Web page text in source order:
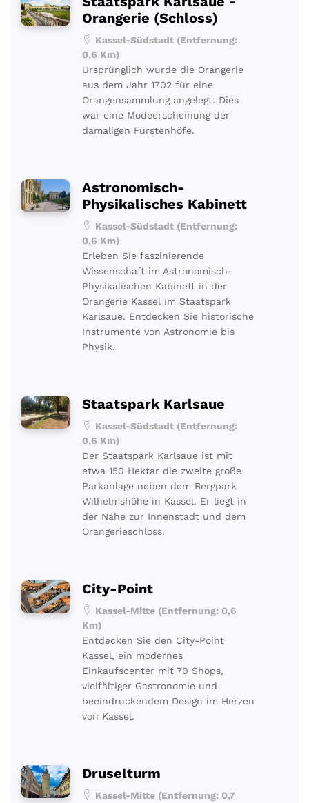
Orangerie (Schloss)
Kassel-Südstadt (Entfernung:
0,6 Km)
Ursprünglich wurde die Orangerie
aus dem Jahr 1702 für eine
Orangensammlung angelegt. Dies
war eine Modeerscheinung der
damaligen Fürstenhöfe.
Astronomisch-
Physikalisches Kabinett
Kassel-Südstadt (Entfernung:
0,6 Km)
Erleben Sie faszinierende
Wissenschaft im Astronomisch-
Physikalischen Kabinett in der
Orangerie Kassel im Staatspark
Karlsaue. Entdecken Sie historische
Instrumente von Astronomie bis
Physik.
Staatspark Karlsaue
Kassel-Südstadt (Entfernung:
0,6 Km)
Der Staatspark Karlsaue ist mit
etwa 150 Hektar die zweite große
Parkanlage neben dem Bergpark
Wilhelmshöhe in Kassel. Er liegt in
der Nähe zur Innenstadt und dem
Orangerieschloss.
City-Point
Kassel-Mitte (Entfernung: 0,6
Km)
Entdecken Sie den City-Point
Kassel, ein modernes
Einkaufscenter mit 70 Shops,
vielfältiger Gastronomie und
beeindruckendem Design im Herzen
von Kassel.
Druselturm
Kassel-Mitte (Entfernung: 0,7